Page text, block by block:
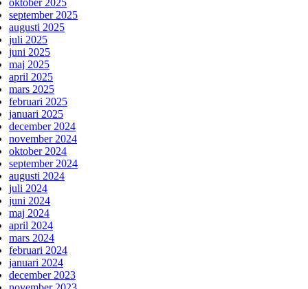
september 2025
augusti 2025
juli 2025
juni 2025
maj 2025
april 2025
mars 2025
februari 2025
januari 2025
december 2024
november 2024
oktober 2024
september 2024
augusti 2024
juli 2024
juni 2024
maj 2024
april 2024
mars 2024
februari 2024
januari 2024
december 2023